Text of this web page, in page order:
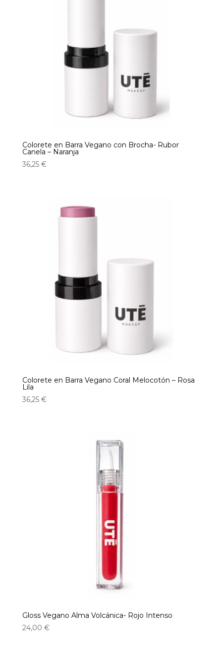
Colorete en Barra Vegano con Brocha- Rubor
Canela – Naranja
36,25 €
Colorete en Barra Vegano Coral Melocotón – Rosa
Lila
36,25 €
Gloss Vegano Alma Volcánica- Rojo Intenso
24,00 €